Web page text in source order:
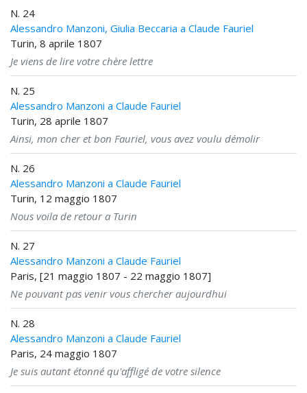
N. 24
Alessandro Manzoni, Giulia Beccaria a Claude Fauriel
Turin, 8 aprile 1807
Je viens de lire votre chère lettre
N. 25
Alessandro Manzoni a Claude Fauriel
Turin, 28 aprile 1807
Ainsi, mon cher et bon Fauriel, vous avez voulu démolir
N. 26
Alessandro Manzoni a Claude Fauriel
Turin, 12 maggio 1807
Nous voila de retour a Turin
N. 27
Alessandro Manzoni a Claude Fauriel
Paris, [21 maggio 1807 - 22 maggio 1807]
Ne pouvant pas venir vous chercher aujourdhui
N. 28
Alessandro Manzoni a Claude Fauriel
Paris, 24 maggio 1807
Je suis autant étonné qu'affligé de votre silence